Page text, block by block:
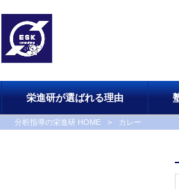
栄進研が選ばれる理由
分析指導の栄進研 HOME > カレー